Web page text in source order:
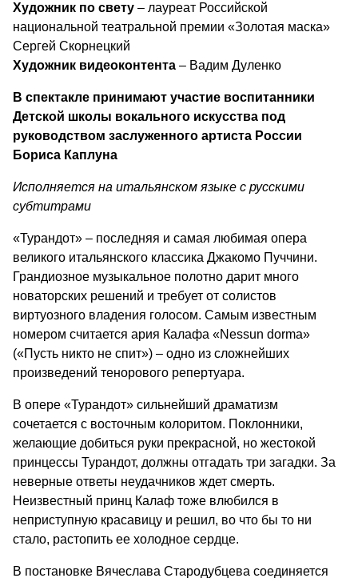
Художник по свету – лауреат Российской
национальной театральной премии «Золотая маска»
Сергей Скорнецкий
Художник видеоконтента – Вадим Дуленко
В спектакле принимают участие воспитанники
Детской школы вокального искусства под
руководством заслуженного артиста России
Бориса Каплуна
Исполняется на итальянском языке с русскими
субтитрами
«Турандот» – последняя и самая любимая опера
великого итальянского классика Джакомо Пуччини.
Грандиозное музыкальное полотно дарит много
новаторских решений и требует от солистов
виртуозного владения голосом. Самым известным
номером считается ария Калафа «Nessun dorma»
(«Пусть никто не спит») – одно из сложнейших
произведений тенорового репертуара.
В опере «Турандот» сильнейший драматизм
сочетается с восточным колоритом. Поклонники,
желающие добиться руки прекрасной, но жестокой
принцессы Турандот, должны отгадать три загадки. За
неверные ответы неудачников ждет смерть.
Неизвестный принц Калаф тоже влюбился в
неприступную красавицу и решил, во что бы то ни
стало, растопить ее холодное сердце.
В постановке Вячеслава Стародубцева соединяется